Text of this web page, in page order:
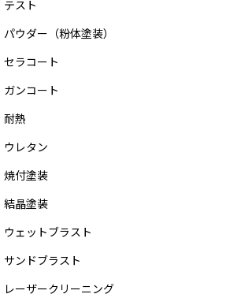
テスト
パウダー（粉体塗装）
セラコート
ガンコート
耐熱
ウレタン
焼付塗装
結晶塗装
ウェットブラスト
サンドブラスト
レーザークリーニング